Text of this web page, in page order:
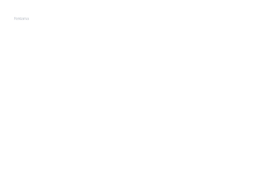
Reklama